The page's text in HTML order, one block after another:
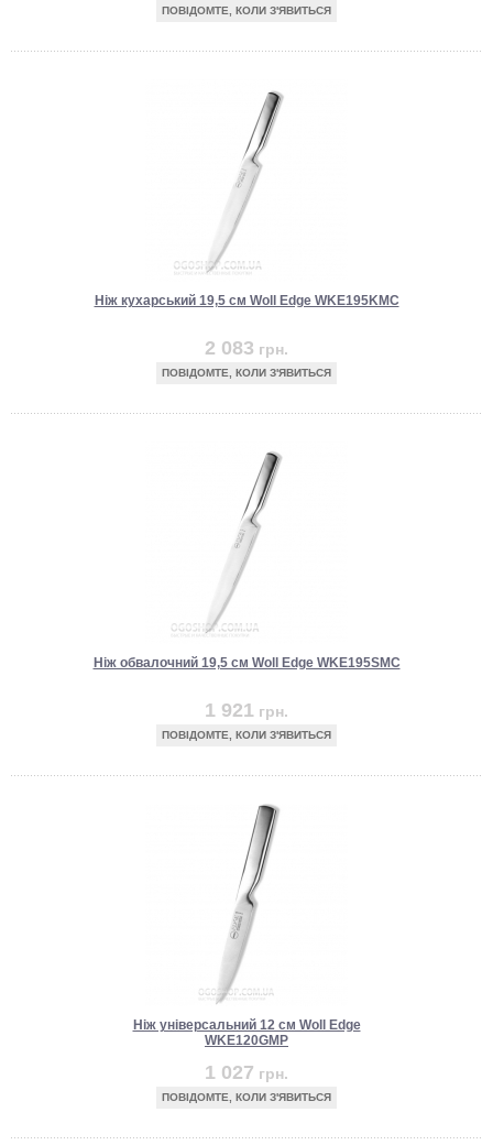
ПОВІДОМТЕ, КОЛИ З'ЯВИТЬСЯ
Ніж кухарський 19,5 см Woll Edge WKE195KMC
2 083 грн.
ПОВІДОМТЕ, КОЛИ З'ЯВИТЬСЯ
Ніж обвалочний 19,5 см Woll Edge WKE195SMC
1 921 грн.
ПОВІДОМТЕ, КОЛИ З'ЯВИТЬСЯ
Ніж універсальний 12 см Woll Edge
WKE120GMP
1 027 грн.
ПОВІДОМТЕ, КОЛИ З'ЯВИТЬСЯ